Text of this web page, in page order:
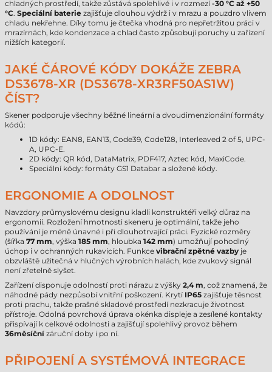
chladných prostředí, takže zůstává spolehlivé i v rozmezí-30 °C až +50
°C. Speciální baterie zajišťuje dlouhou výdrž i v mrazu a pouzdro vlivem
chladu nekřehne. Díky tomu je čtečka vhodná pro nepřetržitou práci v
mrazírnách, kde kondenzace a chlad často způsobují poruchy u zařízení
nižších kategorií.
JAKÉ ČÁROVÉ KÓDY DOKÁŽE ZEBRA
DS3678-XR (DS3678-XR3RF50AS1W)
ČÍST?
Skener podporuje všechny běžné lineární a dvoudimenzionální formáty
kódů:
1D kódy: EAN8, EAN13, Code39, Code128, Interleaved 2 of 5, UPC-
A, UPC-E.
2D kódy: QR kód, DataMatrix, PDF417, Aztec kód, MaxiCode.
Speciální kódy: formáty GS1 Databar a složené kódy.
ERGONOMIE A ODOLNOST
Navzdory průmyslovému designu kladli konstruktéři velký důraz na
ergonomii. Rozložení hmotnosti skeneru je optimální, takže jeho
používání je méně únavné i při dlouhotrvající práci. Fyzické rozměry
(šířka 77 mm, výška 185 mm, hloubka 142 mm) umožňují pohodlný
úchop i v ochranných rukavicích. Funkce vibrační zpětné vazby je
obzvláště užitečná v hlučných výrobních halách, kde zvukový signál
není zřetelně slyšet.
Zařízení disponuje odolností proti nárazu z výšky 2,4 m, což znamená, že
náhodné pády nezpůsobí vnitřní poškození. Krytí IP65 zajišťuje těsnost
proti prachu, takže prašné skladové prostředí nezkracuje životnost
přístroje. Odolná povrchová úprava okénka displeje a zesílené kontakty
přispívají k celkové odolnosti a zajišťují spolehlivý provoz během
36měsíční záruční doby i po ní.
PŘIPOJENÍ A SYSTÉMOVÁ INTEGRACE